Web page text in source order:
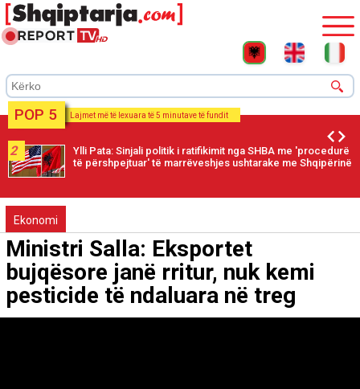
POP 5 Lajmet më të lexuara të 5 minutave të fundit
2
Ylli Pata: Sinjali politik i ratifikimit nga SHBA me 'procedurë
të përshpejtuar' të marrëveshjes ushtarake me Shqipërinë
Ekonomi
Ministri Salla: Eksportet
bujqësore janë rritur, nuk kemi
pesticide të ndaluara në treg